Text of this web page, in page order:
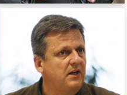
Réalisateur
(Argentine)
Horacio Maldonado